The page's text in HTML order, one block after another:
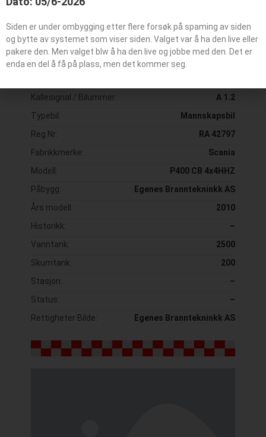
Kallesignal / Bilummer:
A 1.2
Typebil:
Mannskapsbil
Reg Nr:
RA 42797
Fabrikkmerke:
Scania
Modell:
P400 CB 4x4HHZ
Påbygg:
Egenes Branntekninkk AS
Års modell:
2010
Historikk:
–
Vanntank:
2500
Skumtank:
200
Stasjon:
–
Status:
–
Rettigheter Bilde:
Egenes Branntekninkk AS
Siden er under ombygging etter flere forsøk på spaming av siden
og bytte av systemet som viser siden. Valget var å ha den live eller
pakere den. Men valget blw å ha den live og jobbe med den. Det er
enda en del å få på plass, men det kommer seg.